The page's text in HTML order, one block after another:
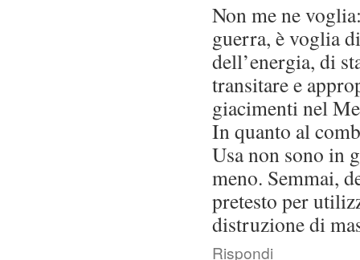
Non me ne
guerra, è voglia
dell’energia, di
transitare e
giacimenti nel
In quanto al
Usa non sono in
meno. Semmai,
pretesto per
distruzione di
Rispondi